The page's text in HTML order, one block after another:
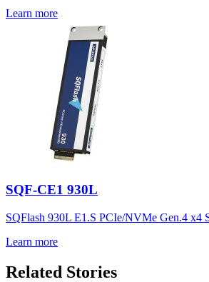
Learn more
SQF-CE1 930L
SQFlash 930L E1.S PCIe/NVMe Gen.4 x4
Learn more
Related Stories